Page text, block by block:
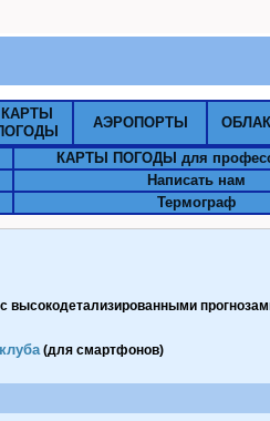
КАРТЫ
АЭРОПОРТЫ
КАРТЫ ПОГОДЫ для
Написать нам
Термограф
высокодетализированными
(для смартфонов)